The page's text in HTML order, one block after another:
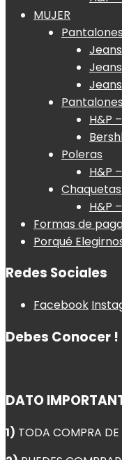
MUJER
H&P
Poleras
H&P
H&P
Formas de pago
Porqué
Redes Sociales
Facebook
Debes Conocer !
DATO
1) TODA COMPRA DE